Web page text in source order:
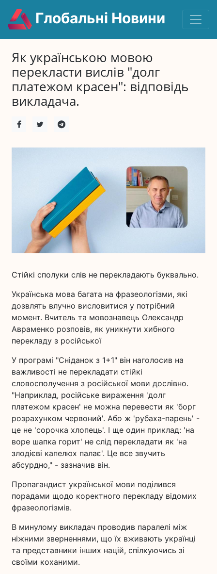
Глобальні Новини
Як українською мовою
перекласти вислів "долг
платежом красен": відповідь
викладача.
Стійкі сполуки слів не перекладають буквально.
Українська мова багата на фразеологізми, які
дозвлять влучно висловитися у потрібний
момент. Вчитель та мовознавець Олександр
Авраменко розповів, як уникнути хибного
перекладу з російської
У програмі "Сніданок з 1+1" він наголосив на
важливості не перекладати стійкі
словосполучення з російської мови дослівно.
"Наприклад, російське вираження 'долг
платежом красен' не можна перевести як 'борг
розрахунком червоний'. Або ж 'рубаха-парень' -
це не 'сорочка хлопець'. І ще один приклад: 'на
воре шапка горит' не слід перекладати як 'на
злодієві капелюх палає'. Це все звучить
абсурдно," - зазначив він.
Пропагандист української мови поділився
порадами щодо коректного перекладу відомих
фразеологізмів.
В минулому викладач проводив паралелі між
ніжними зверненнями, що їх вживають українці
та представники інших націй, спілкуючись зі
своїми коханими.